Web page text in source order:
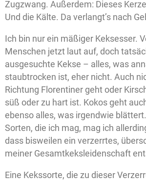
Zugzwang. Außerdem: Dieses
Und die Kälte. Da verlangt’s nach
Ich bin nur ein mäßiger Keksesser.
Menschen jetzt laut auf, doch
ausgesuchte Kekse – alles, was
staubtrocken ist, eher nicht. Auch
Richtung Florentiner geht oder
süß oder zu hart ist. Kokos geht
ebenso alles, was irgendwie
Sorten, die ich mag, mag ich
dass bisweilen ein verzerrtes,
meiner Gesamtkeksleidenschaft
Eine Kekssorte, die zu dieser